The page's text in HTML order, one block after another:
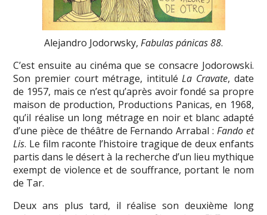
Alejandro Jodorwsky, Fabulas pánicas 88.
C’est ensuite au cinéma que se consacre Jodorowski.
Son premier court métrage, intituléLa Cravate, date
de 1957, mais ce n’est qu’après avoir fondé sa propre
maison de production, Productions Panicas, en 1968,
qu’il réalise un long métrage en noir et blanc adapté
d’une pièce de théâtre de Fernando Arrabal : Fando et
Lis. Le film raconte l’histoire tragique de deux enfants
partis dans le désert à la recherche d’un lieu mythique
exempt de violence et de souffrance, portant le nom
de Tar.
Deux ans plus tard, il réalise son deuxième long